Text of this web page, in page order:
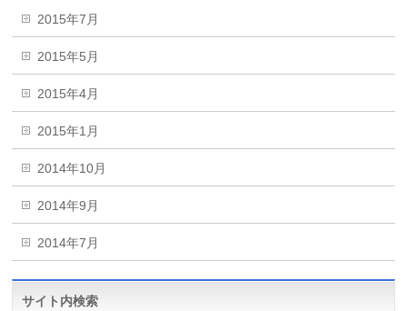
2015年7月
2015年5月
2015年4月
2015年1月
2014年10月
2014年9月
2014年7月
サイト内検索